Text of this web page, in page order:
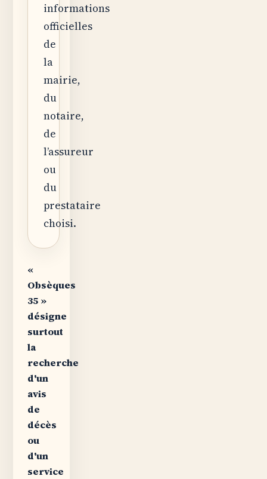
informations
officielles
de
la
mairie,
du
notaire,
de
l’assureur
ou
du
prestataire
choisi.
«
Obsèques
35 »
désigne
surtout
la
recherche
d'un
avis
de
décès
ou
d'un
service